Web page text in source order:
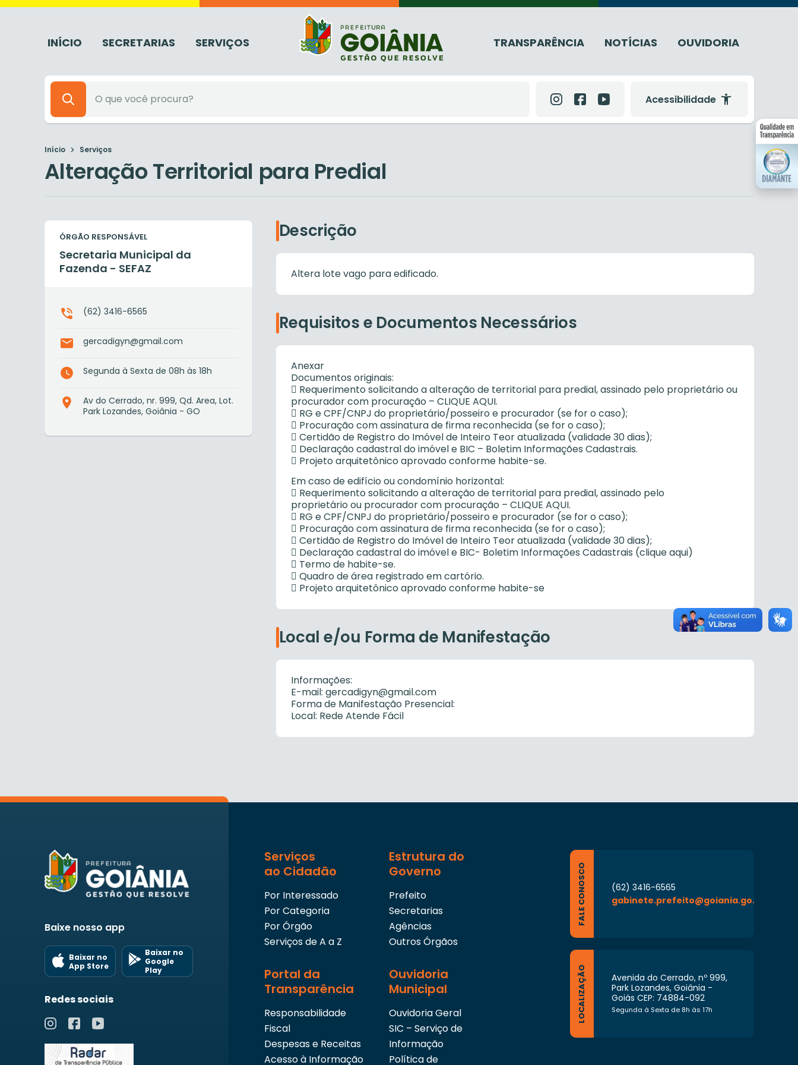
INÍCIO SECRETARIAS SERVIÇOS TRANSPARÊNCIA NOTÍCIAS OUVIDORIA
Acessibilidade
Início Serviços
Alteração Territorial para Predial
ÓRGÃO RESPONSÁVEL
Secretaria Municipal da
Fazenda - SEFAZ
(62) 3416-6565
gercadigyn@gmail.com
Segunda à Sexta de 08h às 18h
Av do Cerrado, nr. 999, Qd. Area, Lot.
Park Lozandes, Goiânia - GO
Descrição
Altera lote vago para edificado.
Requisitos e Documentos Necessários
Anexar
Documentos originais:
 Requerimento solicitando a alteração de territorial para predial, assinado pelo proprietário ou
procurador com procuração – CLIQUE AQUI.
 RG e CPF/CNPJ do proprietário/posseiro e procurador (se for o caso);
 Procuração com assinatura de firma reconhecida (se for o caso);
 Certidão de Registro do Imóvel de Inteiro Teor atualizada (validade 30 dias);
 Declaração cadastral do imóvel e BIC – Boletim Informações Cadastrais.
 Projeto arquitetônico aprovado conforme habite-se.
Em caso de edifício ou condomínio horizontal:
 Requerimento solicitando a alteração de territorial para predial, assinado pelo
proprietário ou procurador com procuração – CLIQUE AQUI.
 RG e CPF/CNPJ do proprietário/posseiro e procurador (se for o caso);
 Procuração com assinatura de firma reconhecida (se for o caso);
 Certidão de Registro do Imóvel de Inteiro Teor atualizada (validade 30 dias);
 Declaração cadastral do imóvel e BIC- Boletim Informações Cadastrais (clique aqui)
 Termo de habite-se.
 Quadro de área registrado em cartório.
 Projeto arquitetônico aprovado conforme habite-se
Local e/ou Forma de Manifestação
Informações:
E-mail: gercadigyn@gmail.com
Forma de Manifestação Presencial:
Local: Rede Atende Fácil
Baixe nosso app
Baixar no
App Store
Baixar no
Google
Play
Redes sociais
Serviços
ao Cidadão
Por Interessado
Por Categoria
Por Órgão
Serviços de A a Z
Estrutura do
Governo
Prefeito
Secretarias
Agências
Outros Órgãos
Portal da
Transparência
Responsabilidade
Fiscal
Despesas e Receitas
Acesso à Informação
Ouvidoria
Municipal
Ouvidoria Geral
SIC – Serviço de
Informação
Política de
FALE CONOSCO
(62) 3416-6565
gabinete.prefeito@goiania.go.gov.br
LOCALIZAÇÃO
Avenida do Cerrado, nº 999,
Park Lozandes, Goiânia -
Goiás CEP: 74884-092
Segunda à Sexta de 8h às 17h